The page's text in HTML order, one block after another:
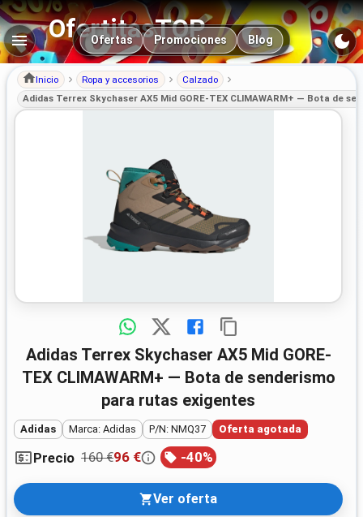
OfertitasTOP
Navegación principal
Ofertas Promociones Blog
Inicio Ropa y accesorios
Calzado
Adidas Terrex Skychaser AX5 Mid GORE-TEX CLIMAWARM+ — Bota de
Adidas Terrex Skychaser AX5 Mid GORE-
TEX CLIMAWARM+ — Bota de senderismo
para rutas exigentes
Adidas Marca: Adidas P/N: NMQ37 Oferta agotada
Precio 160 €96 € -40%
Ver oferta